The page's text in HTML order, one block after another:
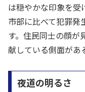
は穏やかな印象を受
市部に比べて犯罪発
す。住民同士の顔が
献している側面があ
夜道の明るさ